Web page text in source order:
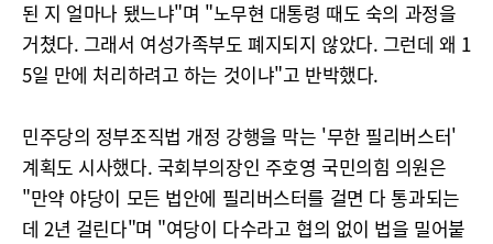
된 지 얼마나 됐느냐"며 "노무현 대통령 때도 숙의 과정을
거쳤다. 그래서 여성가족부도 폐지되지 않았다. 그런데 왜 1
5일 만에 처리하려고 하는 것이냐"고 반박했다.
민주당의 정부조직법 개정 강행을 막는 '무한 필리버스터'
계획도 시사했다. 국회부의장인 주호영 국민의힘 의원은
"만약 야당이 모든 법안에 필리버스터를 걸면 다 통과되는
데 2년 걸린다"며 "여당이 다수라고 협의 없이 법을 밀어붙